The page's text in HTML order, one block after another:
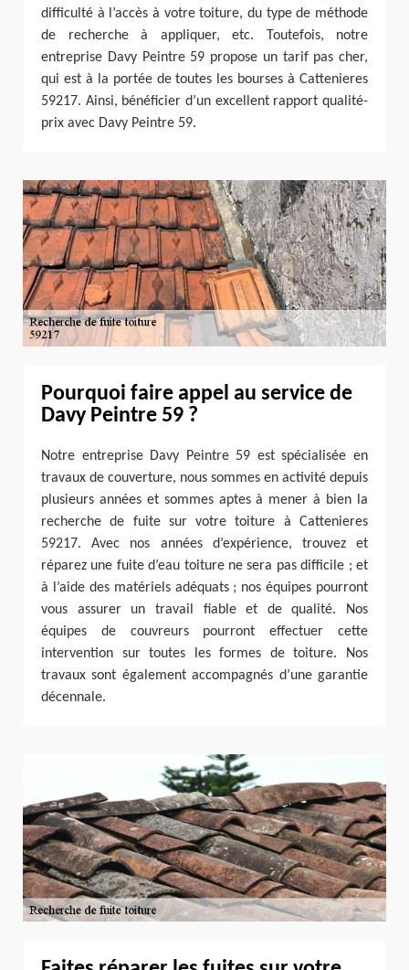
difficulté à l’accès à votre toiture, du type de méthode
de recherche à appliquer, etc. Toutefois, notre
entreprise Davy Peintre 59 propose un tarif pas cher,
qui est à la portée de toutes les bourses à Cattenieres
59217. Ainsi, bénéficier d’un excellent rapport qualité-
prix avec Davy Peintre 59.
Pourquoi faire appel au service de
Davy Peintre 59 ?
Notre entreprise Davy Peintre 59 est spécialisée en
travaux de couverture, nous sommes en activité depuis
plusieurs années et sommes aptes à mener à bien la
recherche de fuite sur votre toiture à Cattenieres
59217. Avec nos années d’expérience, trouvez et
réparez une fuite d’eau toiture ne sera pas difficile ; et
à l’aide des matériels adéquats ; nos équipes pourront
vous assurer un travail fiable et de qualité. Nos
équipes de couvreurs pourront effectuer cette
intervention sur toutes les formes de toiture. Nos
travaux sont également accompagnés d’une garantie
décennale.